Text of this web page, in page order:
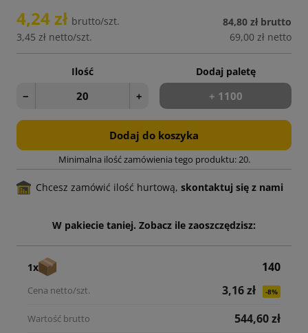
4,24 zł brutto/szt.
3,45 zł netto/szt.
84,80 zł brutto
69,00 zł netto
Ilość
− +
Dodaj paletę
+ 1100
Dodaj do koszyka
Minimalna ilość zamówienia tego produktu: 20.
Chcesz zamówić ilość hurtową, skontaktuj się z nami
W pakiecie taniej. Zobacz ile zaoszczędzisz:
1x
140
3,16 zł
-8%
544,60 zł